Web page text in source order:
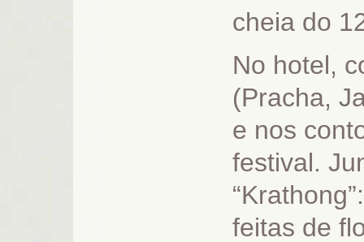
cheia do
No hotel,
(Pracha,
e nos
festival.
feitas de